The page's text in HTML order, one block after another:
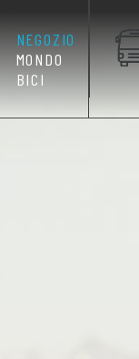
NEGOZIO
MONDO
BICI